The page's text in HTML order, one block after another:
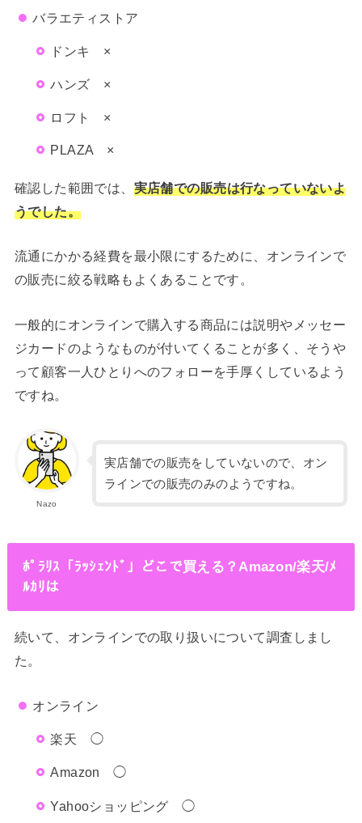
バラエティストア
ドンキ ×
ハンズ ×
ロフト ×
PLAZA ×
確認した範囲では、 実店舗での販売は行なっていないよ
うでした。
流通にかかる経費を最小限にするために、オンラインで
の販売に絞る戦略もよくあることです。
一般的にオンラインで購入する商品には説明やメッセー
ジカードのようなものが付いてくることが多く、そうや
って顧客一人ひとりへのフォローを手厚くしているよう
ですね。
Nazo
実店舗での販売をしていないので、オン
ラインでの販売のみのようですね。
ﾎﾟﾗﾘｽ「ﾗｯｼｪﾝﾄﾞ」どこで買える？Amazon/楽天/ﾒ
ﾙｶﾘは
続いて、オンラインでの取り扱いについて調査しまし
た。
オンライン
楽天 ◯
Amazon ◯
Yahooショッピング ◯